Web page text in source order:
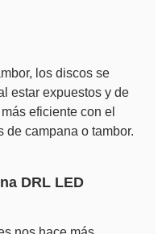
los discos se
estar expuestos y de
eficiente con el
de campana o tambor.
DRL LED